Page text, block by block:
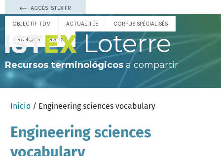
ACCÈS ISTEX.FR
OBJECTIF TDM ACTUALITÉS CORPUS SPÉCIALISÉS
FRANÇAIS ENGLISH Loterre
Recursos terminológicos a compartir
Inicio / Engineering sciences vocabulary
Engineering sciences
vocabulary